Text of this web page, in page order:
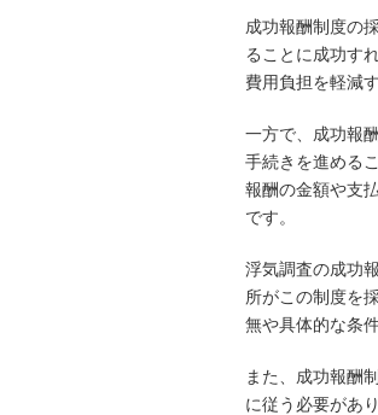
成功報酬制度の
ることに成功す
費用負担を軽減
一方で、成功報
手続きを進める
報酬の金額や支
です。
浮気調査の成功
所がこの制度を
無や具体的な条
また、成功報酬
に従う必要があ